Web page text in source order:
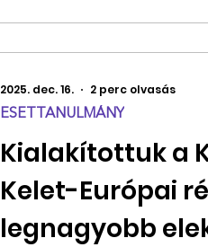
Kialakítottuk a
Kelet-Európai
legnagyobb
ESETTANULMÁNY
2025. dec. 16. 2 perc olvasás